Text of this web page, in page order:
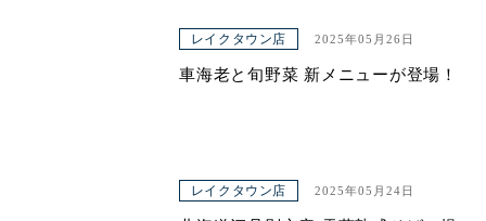
レイクタウン店 2025年05月26日
車海老と旬野菜 新メニューが登場！
レイクタウン店 2025年05月24日